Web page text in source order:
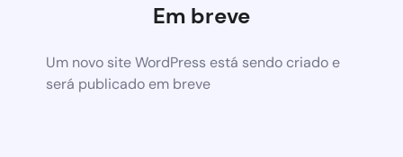
Em breve
Um novo site WordPress está sendo criado e
será publicado em breve